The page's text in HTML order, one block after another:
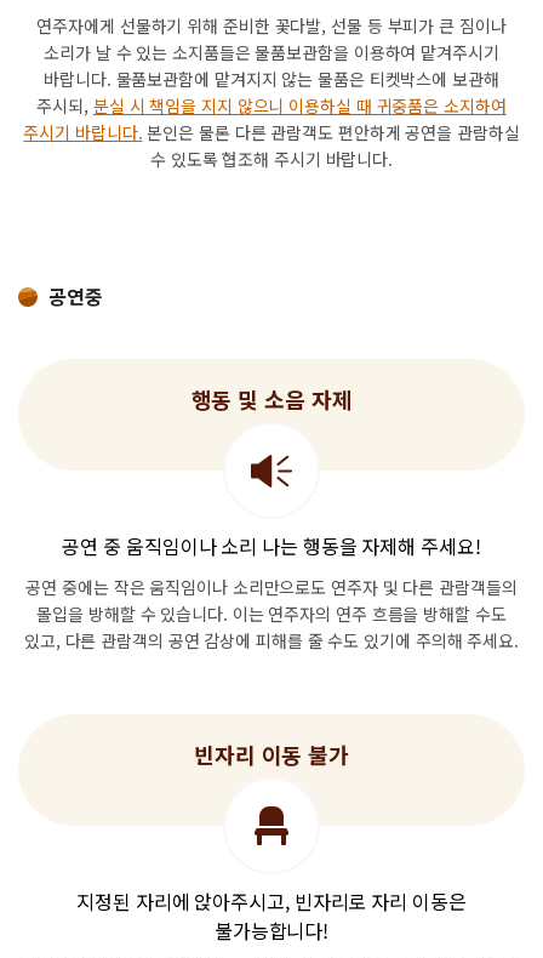
연주자에게 선물하기 위해 준비한 꽃다발, 선물 등 부피가 큰 짐이나
소리가 날 수 있는 소지품들은 물품보관함을 이용하여 맡겨주시기
바랍니다. 물품보관함에 맡겨지지 않는 물품은 티켓박스에 보관해
주시되, 분실 시 책임을 지지 않으니 이용하실 때 귀중품은 소지하여
주시기 바랍니다. 본인은 물론 다른 관람객도 편안하게 공연을 관람하실
수 있도록 협조해 주시기 바랍니다.
공연중
행동 및 소음 자제
공연 중 움직임이나 소리 나는 행동을 자제해 주세요!
공연 중에는 작은 움직임이나 소리만으로도 연주자 및 다른 관람객들의
몰입을 방해할 수 있습니다. 이는 연주자의 연주 흐름을 방해할 수도
있고, 다른 관람객의 공연 감상에 피해를 줄 수도 있기에 주의해 주세요.
빈자리 이동 불가
지정된 자리에 앉아주시고, 빈자리로 자리 이동은
불가능합니다!